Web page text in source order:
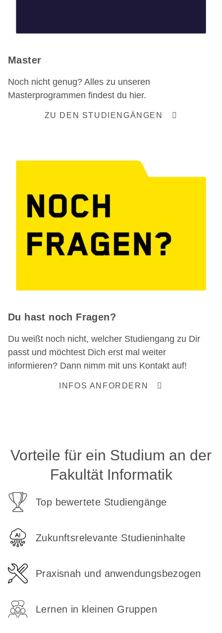
Master
Noch nicht genug? Alles zu unseren
Masterprogrammen findest du hier.
ZU DEN STUDIENGÄNGEN
Du hast noch Fragen?
Du weißt noch nicht, welcher Studiengang zu Dir
passt und möchtest Dich erst mal weiter
informieren? Dann nimm mit uns Kontakt auf!
INFOS ANFORDERN
Vorteile für ein Studium an der
Fakultät Informatik
Top bewertete Studiengänge
Zukunftsrelevante Studieninhalte
Praxisnah und anwendungsbezogen
Lernen in kleinen Gruppen